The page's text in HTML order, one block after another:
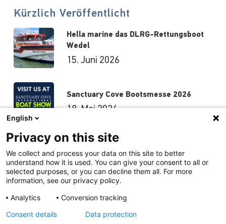
Kürzlich Veröffentlicht
Hella marine das DLRG-Rettungsboot
Wedel
15. Juni 2026
Sanctuary Cove Bootsmesse 2026
18. Mai 2026
Hutchwilco-Bootsmesse 2026
8. Mai 2026
Aktualisierte Hella marine
31. März 2026
English
Privacy on this site
We collect and process your data on this site to better
understand how it is used. You can give your consent to all or
selected purposes, or you can decline them all. For more
information, see our privacy policy.
Analytics
Conversion tracking
Consent details Data protection